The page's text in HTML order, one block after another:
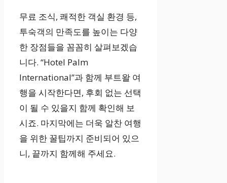
무료 조식, 쾌적한 객실 환경 등,
투숙객의 만족도를 높이는 다양
한 장점들을 꼼꼼히 살펴보겠습
니다. “Hotel Palm
International”과 함께 부트왈 여
행을 시작한다면, 후회 없는 선택
이 될 수 있을지 함께 확인해 보
시죠. 마지막에는 더욱 알찬 여행
을 위한 꿀팁까지 준비되어 있으
니, 끝까지 함께해 주세요.